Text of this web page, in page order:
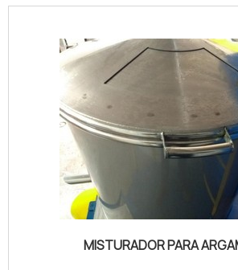
MISTURADOR PARA